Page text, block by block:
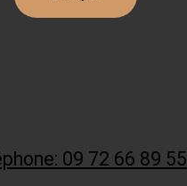
09 72 66 89 55